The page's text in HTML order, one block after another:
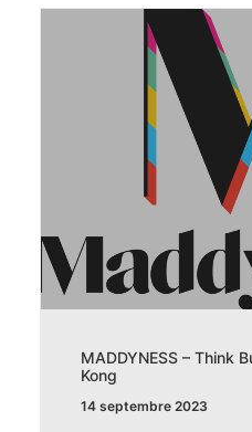
MADDYNESS – Think
Kong
14 septembre 2023